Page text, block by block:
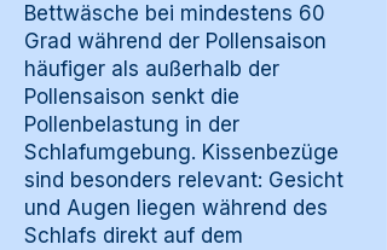
Bettwäsche bei mindestens 60
Grad während der Pollensaison
häufiger als außerhalb der
Pollensaison senkt die
Pollenbelastung in der
Schlafumgebung. Kissenbezüge
sind besonders relevant: Gesicht
und Augen liegen während des
Schlafs direkt auf dem